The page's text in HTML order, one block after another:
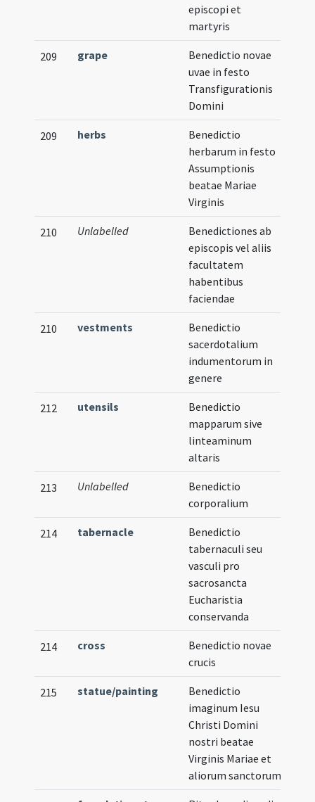
episcopi et
martyris
209 grape
Benedictio novae
uvae in festo
Transfigurationis
Domini
209 herbs
Benedictio
herbarum in festo
Assumptionis
beatae Mariae
Virginis
210 Unlabelled
Benedictiones ab
episcopis vel aliis
facultatem
habentibus
faciendae
210 vestments
Benedictio
sacerdotalium
indumentorum in
genere
212 utensils
Benedictio
mapparum sive
linteaminum
altaris
213 Unlabelled
Benedictio
corporalium
214 tabernacle
Benedictio
tabernaculi seu
vasculi pro
sacrosancta
Eucharistia
conservanda
214 cross
Benedictio novae
crucis
215 statue/painting
Benedictio
imaginum Iesu
Christi Domini
nostri beatae
Virginis Mariae et
aliorum sanctorum